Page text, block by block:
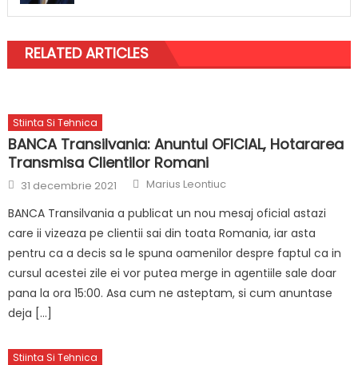
RELATED ARTICLES
Stiinta Si Tehnica
BANCA Transilvania: Anuntul OFICIAL, Hotararea
Transmisa Clientilor Romani
Posted
on
31 decembrie 2021 Author
Marius Leontiuc
BANCA Transilvania a publicat un nou mesaj oficial astazi
care ii vizeaza pe clientii sai din toata Romania, iar asta
pentru ca a decis sa le spuna oamenilor despre faptul ca in
cursul acestei zile ei vor putea merge in agentiile sale doar
pana la ora 15:00. Asa cum ne asteptam, si cum anuntase
deja […]
Stiinta Si Tehnica